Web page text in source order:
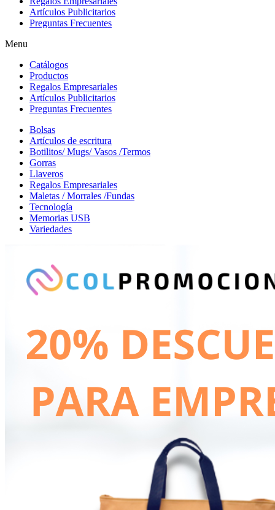
Artículos Publicitarios
Preguntas Frecuentes
Menu
Catálogos
Productos
Regalos Empresariales
Artículos Publicitarios
Preguntas Frecuentes
Bolsas
Artículos de escritura
Botilitos/ Mugs/ Vasos /Termos
Gorras
Llaveros
Regalos Empresariales
Maletas / Morrales /Fundas
Tecnología
Memorias USB
Variedades